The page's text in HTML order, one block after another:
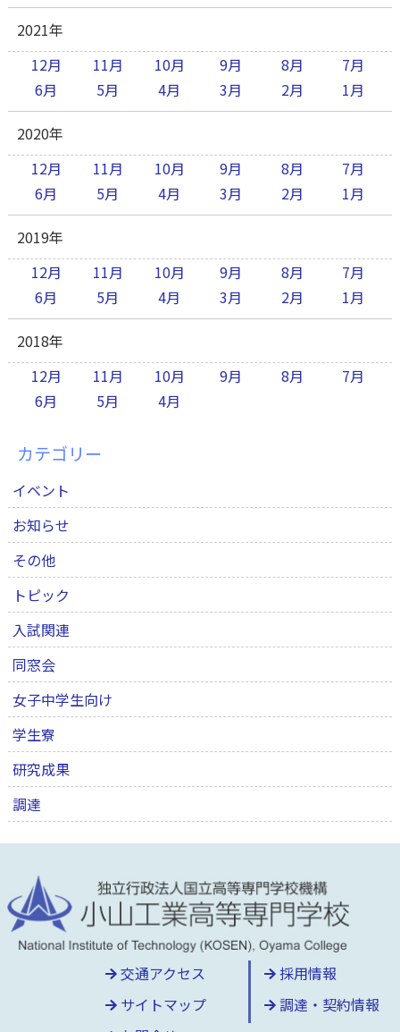
2021年
12月
11月 10月 9月 8月
7月
6月
5月 4月 3月 2月 1月
2020年
12月
11月 10月 9月 8月
7月
6月
5月 4月 3月 2月 1月
2019年
12月
11月 10月 9月 8月
7月
6月
5月 4月 3月 2月 1月
2018年
12月
11月 10月 9月 8月
7月
6月
5月 4月
カテゴリー
イベント
お知らせ
その他
トピック
入試関連
同窓会
女子中学生向け
学生寮
研究成果
調達
採用情報
調達・契約情報
交通アクセス
サイトマップ